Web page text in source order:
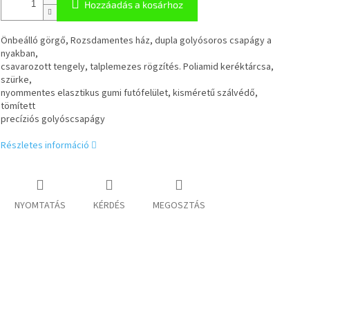
Hozzáadás a kosárhoz
Önbeálló görgő, Rozsdamentes ház, dupla golyósoros csapágy a
nyakban,
csavarozott tengely, talplemezes rögzítés. Poliamid keréktárcsa,
szürke,
nyommentes elasztikus gumi futófelület, kisméretű szálvédő,
tömített
precíziós golyóscsapágy
Részletes információ
NYOMTATÁS KÉRDÉS MEGOSZTÁS